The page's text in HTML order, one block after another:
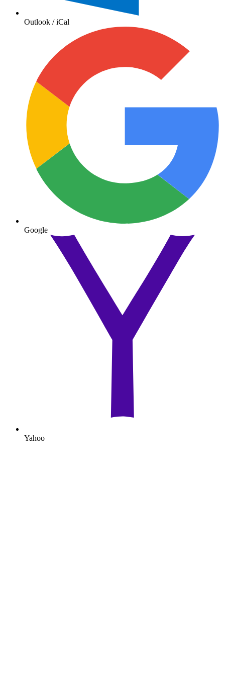
Outlook / iCal
Google
Yahoo